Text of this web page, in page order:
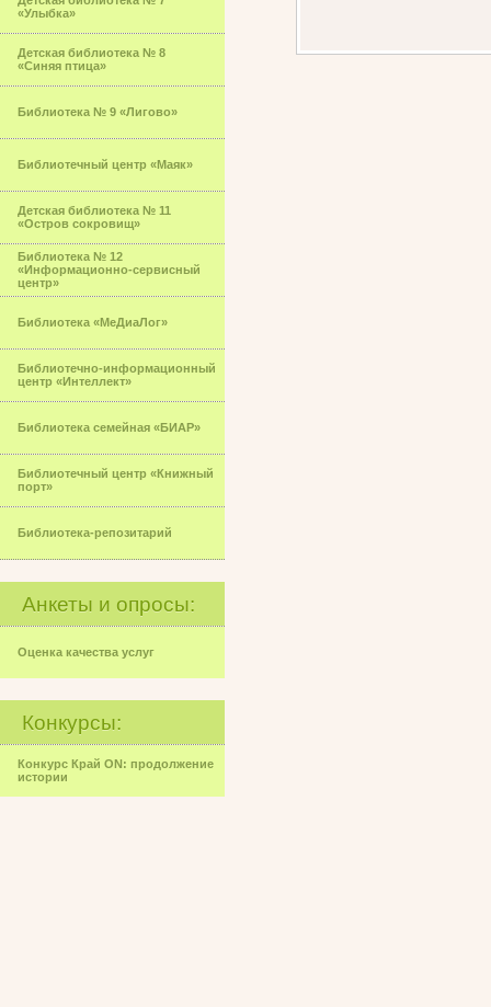
«Улыбка»
Детская библиотека № 8
«Синяя птица»
Библиотека № 9 «Лигово»
Библиотечный центр «Маяк»
Детская библиотека № 11
«Остров сокровищ»
Библиотека № 12
«Информационно-сервисный
центр»
Библиотека «МеДиаЛог»
Библиотечно-информационный
центр «Интеллект»
Библиотека семейная «БИАР»
Библиотечный центр «Книжный
порт»
Библиотека-репозитарий
Анкеты и опросы:
Оценка качества услуг
Конкурсы:
Конкурс Край ON: продолжение
истории